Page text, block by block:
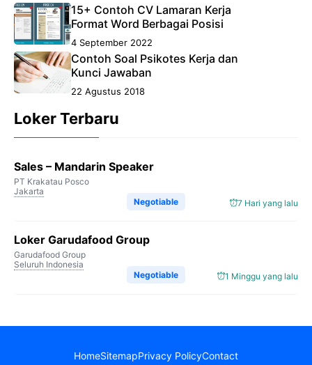
15+ Contoh CV Lamaran Kerja
Format Word Berbagai Posisi
4 September 2022
Contoh Soal Psikotes Kerja dan
Kunci Jawaban
22 Agustus 2018
Loker Terbaru
Sales – Mandarin Speaker
PT Krakatau Posco
Jakarta
7 Hari yang lalu
Negotiable
Loker Garudafood Group
Garudafood Group
Seluruh Indonesia
1 Minggu yang lalu
Negotiable
HomeSitemapPrivacy PolicyContact